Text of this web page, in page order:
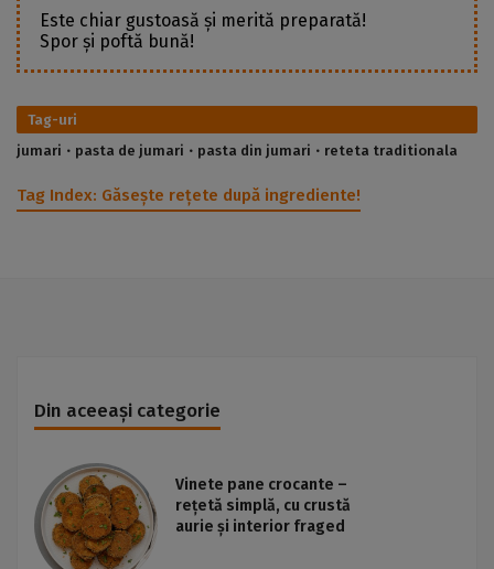
Este chiar gustoasă și merită preparată!
Spor și poftă bună!
Tag-uri
jumari
pasta de jumari pasta din jumari reteta traditionala
Tag Index: Găsește rețete după ingrediente!
Din aceeași categorie
Vinete pane crocante –
rețetă simplă, cu crustă
aurie și interior fraged